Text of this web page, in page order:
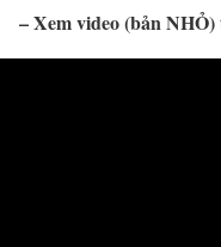
–Xem video (bản